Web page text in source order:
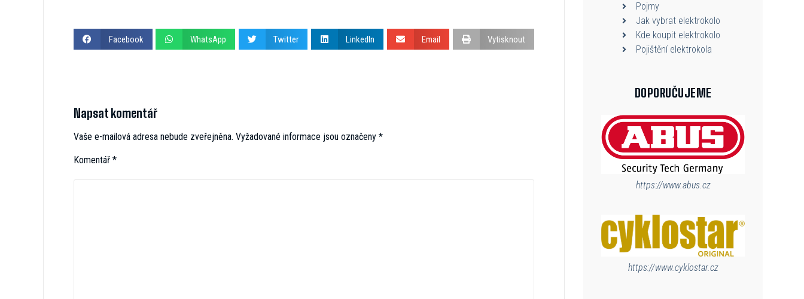
Facebook WhatsApp Twitter LinkedIn Email Vytisknout
Napsat komentář
Vaše e-mailová adresa nebude zveřejněna. Vyžadované informace jsou označeny *
Komentář *
Pojmy
Jak vybrat elektrokolo
Kde koupit elektrokolo
Pojištění elektrokola
DOPORUČUJEME
https://www.abus.cz
https://www.cyklostar.cz